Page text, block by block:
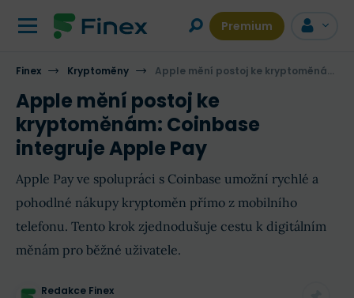
Premium
Finex Kryptoměny Apple mění postoj ke kryptoměnám: Coinbase integruje Apple Pay
Apple mění postoj ke
kryptoměnám: Coinbase
integruje Apple Pay
Apple Pay ve spolupráci s Coinbase umožní rychlé a
pohodlné nákupy kryptoměn přímo z mobilního
telefonu. Tento krok zjednodušuje cestu k digitálním
měnám pro běžné uživatele.
Redakce Finex